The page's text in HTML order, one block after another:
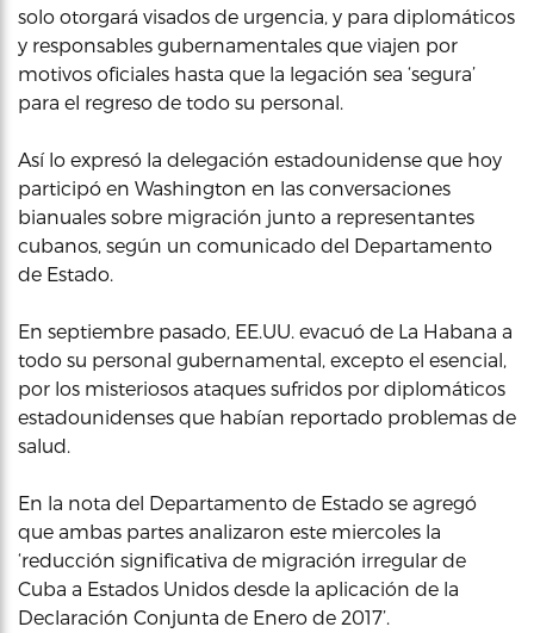
solo otorgará visados de urgencia, y para diplomáticos
y responsables gubernamentales que viajen por
motivos oficiales hasta que la legación sea ‘segura’
para el regreso de todo su personal.
Así lo expresó la delegación estadounidense que hoy
participó en Washington en las conversaciones
bianuales sobre migración junto a representantes
cubanos, según un comunicado del Departamento
de Estado.
En septiembre pasado, EE.UU. evacuó de La Habana a
todo su personal gubernamental, excepto el esencial,
por los misteriosos ataques sufridos por diplomáticos
estadounidenses que habían reportado problemas de
salud.
En la nota del Departamento de Estado se agregó
que ambas partes analizaron este miercoles la
‘reducción significativa de migración irregular de
Cuba a Estados Unidos desde la aplicación de la
Declaración Conjunta de Enero de 2017’.